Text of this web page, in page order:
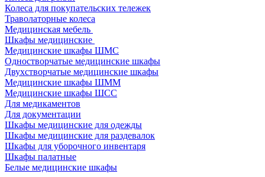
Колеса для покупательских тележек
Траволаторные колеса
Медицинская мебель
Шкафы медицинские
Медицинские шкафы ШМС
Одностворчатые медицинские шкафы
Двухстворчатые медицинские шкафы
Медицинские шкафы ШММ
Медицинские шкафы ШСС
Для медикаментов
Для документации
Шкафы медицинские для одежды
Шкафы медицинские для раздевалок
Шкафы для уборочного инвентаря
Шкафы палатные
Белые медицинские шкафы